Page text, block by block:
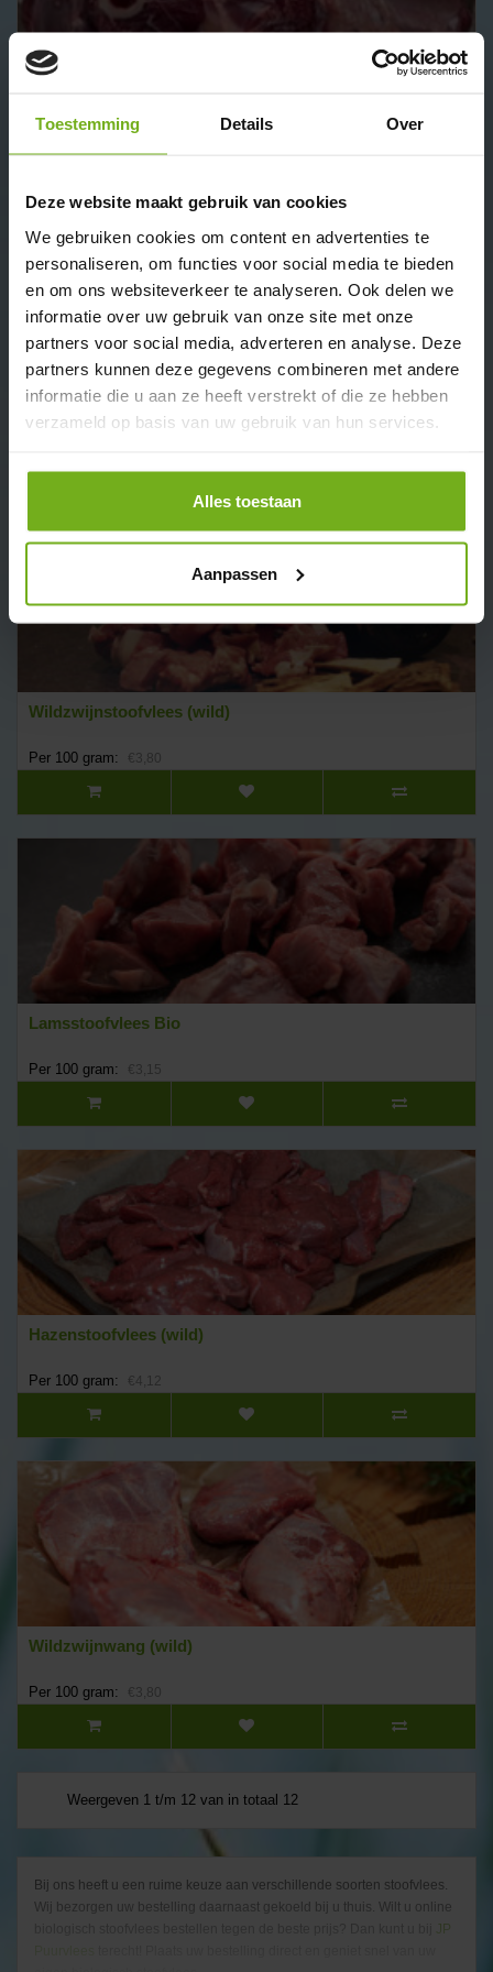
Toestemming Details Over
Deze website maakt gebruik van cookies
We gebruiken cookies om content en advertenties te
personaliseren, om functies voor social media te bieden
en om ons websiteverkeer te analyseren. Ook delen we
informatie over uw gebruik van onze site met onze
partners voor social media, adverteren en analyse. Deze
partners kunnen deze gegevens combineren met andere
informatie die u aan ze heeft verstrekt of die ze hebben
verzameld op basis van uw gebruik van hun services.
Alles toestaan
Aanpassen
Per 100 gram: €4,21
Reestoofvlees (wild)
Wildzwijnstoofvlees (wild)
Per 100 gram: €3,80
Lamsstoofvlees Bio
Per 100 gram: €3,15
Hazenstoofvlees (wild)
Per 100 gram: €4,12
Wildzwijnwang (wild)
Per 100 gram: €3,80
Weergeven 1 t/m 12 van in totaal 12
Bij ons heeft u een ruime keuze aan verschillende soorten stoofvlees.
Wij bezorgen uw bestelling daarnaast gekoeld bij u thuis. Wilt u online
JP